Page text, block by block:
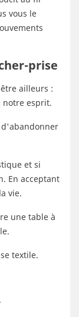
vous le
prise
ailleurs :
notre esprit.
et si
En acceptant
vie.
une table à
textile.